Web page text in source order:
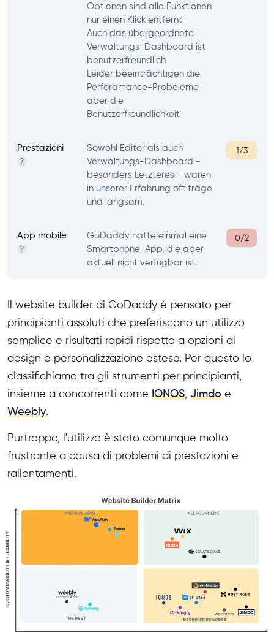
Optionen sind alle Funktionen
nur einen Klick entfernt
Auch das übergeordnete
Verwaltungs-Dashboard ist
benutzerfreundlich
Leider beeinträchtigen die
Perforamance-Probeleme
aber die
Benutzerfreundlichkeit
Prestazioni
?
Sowohl Editor als auch
Verwaltungs-Dashboard -
besonders Letzteres - waren
in unserer Erfahrung oft träge
und langsam.
1/3
App mobile
?
GoDaddy hatte einmal eine
Smartphone-App, die aber
aktuell nicht verfügbar ist.
0/2
Il website builder di GoDaddy è pensato per
principianti assoluti che preferiscono un utilizzo
semplice e risultati rapidi rispetto a opzioni di
design e personalizzazione estese. Per questo lo
classifichiamo tra gli strumenti per principianti,
insieme a concorrenti come IONOS, Jimdo e
Weebly.
Purtroppo, l'utilizzo è stato comunque molto
frustrante a causa di problemi di prestazioni e
rallentamenti.